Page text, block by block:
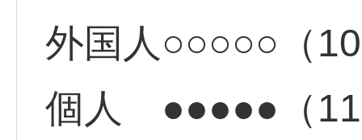
外国人○○○○○（
個人 ●●●●●（11